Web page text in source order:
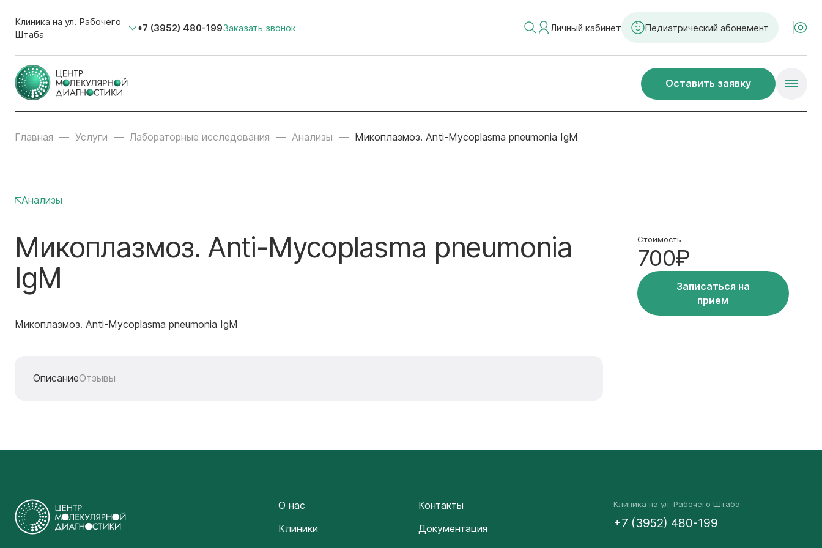
Клиника на ул. Рабочего
Штаба
+7 (3952) 480-199Заказать звонок Личный кабинет Педиатрический абонемент
Оставить заявку
Главная Услуги Лабораторные исследования Анализы Микоплазмоз. Anti-Mycoplasma pneumonia IgM
Анализы
Микоплазмоз. Anti-Mycoplasma pneumonia
IgM
Микоплазмоз. Anti-Mycoplasma pneumonia IgM
ОписаниеОтзывы
Стоимость
700₽
Записаться на
прием
О нас
Клиники
Контакты
Документация
Клиника на ул. Рабочего Штаба
+7 (3952) 480-199